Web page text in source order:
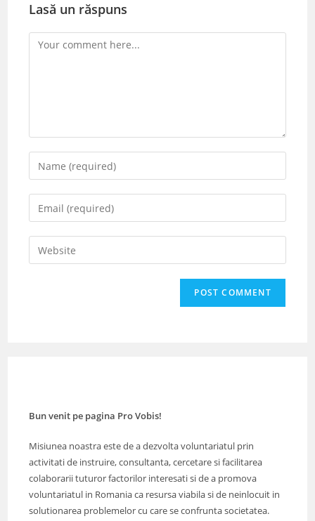
Lasă un răspuns
Comment
Enter
your
name
comment
Enter
your
email
address
Enter
your
Bun venit pe pagina Pro Vobis!
Misiunea noastra este de a dezvolta voluntariatul prin
activitati de instruire, consultanta, cercetare si facilitarea
colaborarii tuturor factorilor interesati si de a promova
voluntariatul in Romania ca resursa viabila si de neinlocuit in
solutionarea problemelor cu care se confrunta societatea.